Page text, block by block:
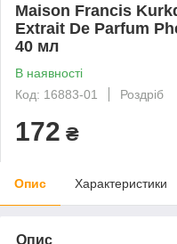
Maison Francis
Extrait De Parfum
40 мл
В наявності
Код: 16883-01
Роздріб
172 ₴
Опис Характеристики
Опис